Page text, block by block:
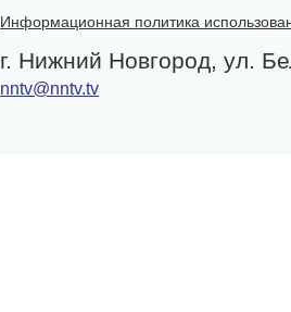
Информационная политика
г. Нижний Новгород, ул.
nntv@nntv.tv